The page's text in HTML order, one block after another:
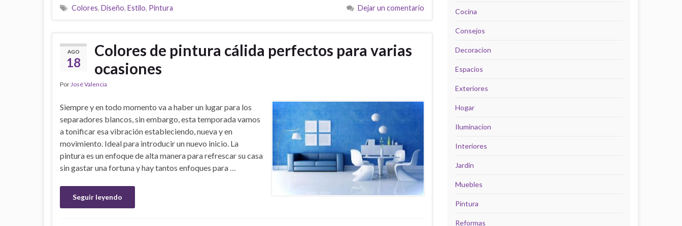
Colores, Diseño, Estilo, Pintura Dejar un comentario
AGO
18
Colores de pintura cálida perfectos para varias
ocasiones
PorJosé Valencia
Siempre y en todo momento va a haber un lugar para los
separadores blancos, sin embargo, esta temporada vamos
a tonificar esa vibración estableciendo, nueva y en
movimiento. Ideal para introducir un nuevo inicio. La
pintura es un enfoque de alta manera para refrescar su casa
sin gastar una fortuna y hay tantos enfoques para …
Seguir leyendo
Cocina
Consejos
Decoracion
Espacios
Exteriores
Hogar
Iluminacion
Interiores
Jardin
Muebles
Pintura
Reformas